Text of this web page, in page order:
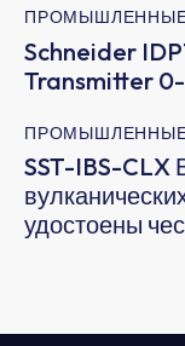
Schneider
Transmitter
SST-IBS-CLX
удостоены